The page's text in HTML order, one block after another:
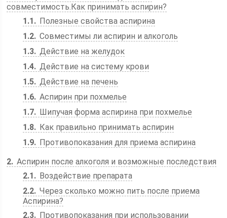
совместимость.Как принимать аспирин?
1.1
Полезные свойства аспирина
1.2 Совместимы ли аспирин и алкоголь
1.3 Действие на желудок
1.4 Действие на систему крови
1.5 Действие на печень
1.6 Аспирин при похмелье
1.7
Шипучая форма аспирина при похмелье
1.8
Как правильно принимать аспирин
1.9
Противопоказания для приема аспирина
2 Аспирин после алкоголя и возможные последствия
2.1
Воздействие препарата
2.2 Через сколько можно пить после приема
Аспирина?
2.3
Противопоказания при использовании